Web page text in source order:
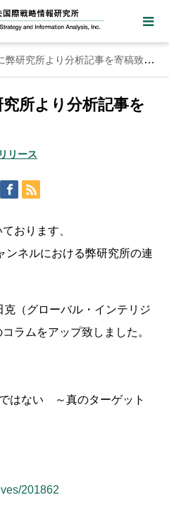
研究所より分析記事を寄稿致しました
所より分析記事を
リース
おります、
ンネルにおける弊研究所の連
（グローバル・インテリジ
ラムをアップ致しました。
ではない ～真のターゲット
201862